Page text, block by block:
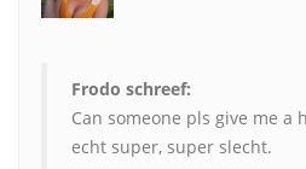
Frodo schreef:
Can someone pls give me a
echt super, super slecht.